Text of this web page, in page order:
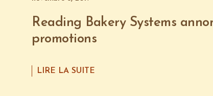
Reading Bakery Systems
promotions
LIRE LA SUITE